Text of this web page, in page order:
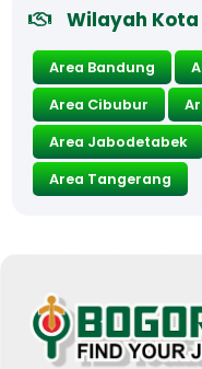
Wilayah Kota
Area Bandung
Area Cibubur
Area Jabodetabek
Area Tangerang